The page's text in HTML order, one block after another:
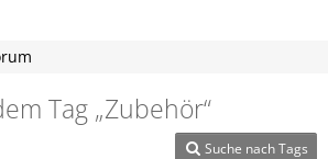
Tag „Zubehör“
Suche nach Tags